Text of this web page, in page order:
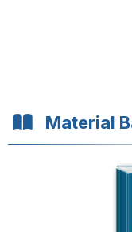
Material